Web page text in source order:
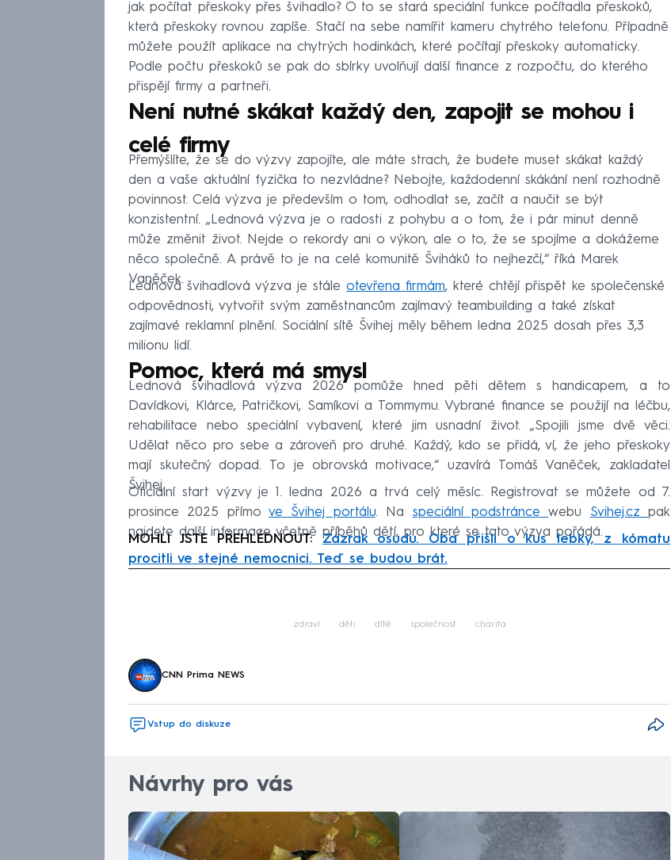
jak počítat přeskoky přes švihadlo? O to se stará speciální funkce počítadla přeskoků,
která přeskoky rovnou zapíše. Stačí na sebe namířit kameru chytrého telefonu. Případně
můžete použít aplikace na chytrých hodinkách, které počítají přeskoky automaticky.
Podle počtu přeskoků se pak do sbírky uvolňují další finance z rozpočtu, do kterého
přispějí firmy a partneři.
Není nutné skákat každý den, zapojit se mohou i
celé firmy
Přemýšlíte, že se do výzvy zapojíte, ale máte strach, že budete muset skákat každý
den a vaše aktuální fyzička to nezvládne? Nebojte, každodenní skákání není rozhodně
povinnost. Celá výzva je především o tom, odhodlat se, začít a naučit se být
konzistentní. „Lednová výzva je o radosti z pohybu a o tom, že i pár minut denně
může změnit život. Nejde o rekordy ani o výkon, ale o to, že se spojíme a dokážeme
něco společně. A právě to je na celé komunitě Šviháků to nejhezčí,“ říká Marek
Vaněček.
Lednová švihadlová výzva je stále otevřena firmám, které chtějí přispět ke společenské
odpovědnosti, vytvořit svým zaměstnancům zajímavý teambuilding a také získat
zajímavé reklamní plnění. Sociální sítě Švihej měly během ledna 2025 dosah přes 3,3
milionu lidí.
Pomoc, která má smysl
Lednová švihadlová výzva 2026 pomůže hned pěti dětem s handicapem, a to
Davídkovi, Klárce, Patričkovi, Samíkovi a Tommymu. Vybrané finance se použijí na léčbu,
rehabilitace nebo speciální vybavení, které jim usnadní život. „Spojili jsme dvě věci.
Udělat něco pro sebe a zároveň pro druhé. Každý, kdo se přidá, ví, že jeho přeskoky
mají skutečný dopad. To je obrovská motivace,“ uzavírá Tomáš Vaněček, zakladatel
Švihej.
Oficiální start výzvy je 1. ledna 2026 a trvá celý měsíc. Registrovat se můžete od 7.
prosince 2025 přímove Švihej portálu. Na speciální podstráncewebu Svihej.czpak
najdete další informace včetně příběhů dětí, pro které se tato výzva pořádá.
MOHLI JSTE PŘEHLÉDNOUT: Zázrak osudu. Oba přišli o kus lebky, z kómatu
procitli ve stejné nemocnici. Teď se budou brát.
zdraví děti dítě společnost charita
CNN Prima NEWS
Vstup do diskuze
Návrhy pro vás